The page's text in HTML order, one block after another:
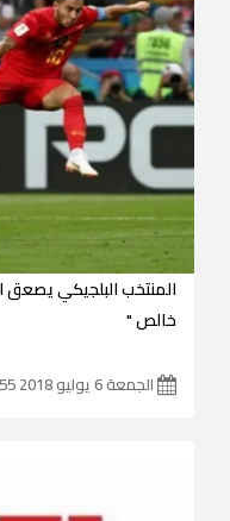
المنتخب البلجيكي يصعق
خالص "
الجمعة 6 يوليو 2018 23:15:55